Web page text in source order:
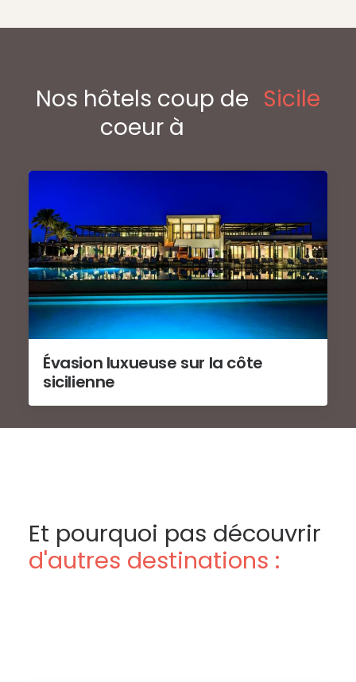
Nos hôtels coup de
coeur à
Sicile
Évasion luxueuse sur la côte
sicilienne
Et pourquoi pas découvrir
d'autres destinations :